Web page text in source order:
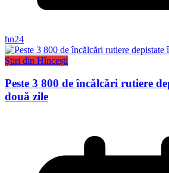
hn24
Știri din Hîncești
Peste 3 800 de încălcări rutiere
două zile